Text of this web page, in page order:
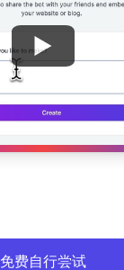
免费自行尝试